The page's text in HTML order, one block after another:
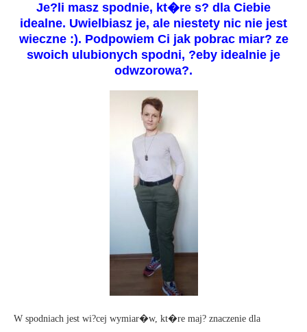
Je?li masz spodnie, kt�re s? dla Ciebie
idealne. Uwielbiasz je, ale niestety nic nie jest
wieczne :). Podpowiem Ci jak pobrac miar? ze
swoich ulubionych spodni, ?eby idealnie je
odwzorowa?.
W spodniach jest wi?cej wymiar�w, kt�re maj? znaczenie dla